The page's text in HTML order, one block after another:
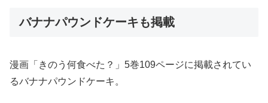
バナナパウンドケーキも掲載
漫画「きのう何食べた？」5巻109ページに掲載されてい
るバナナパウンドケーキ。